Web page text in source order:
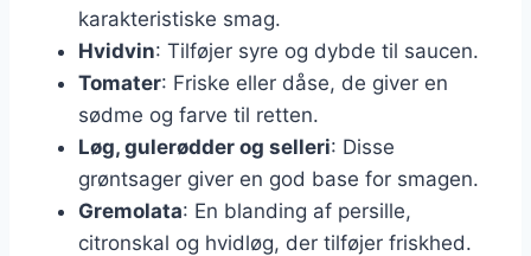
karakteristiske smag.
Hvidvin: Tilføjer syre og dybde til saucen.
Tomater: Friske eller dåse, de giver en
sødme og farve til retten.
Løg, gulerødder og selleri: Disse
grøntsager giver en god base for smagen.
Gremolata: En blanding af persille,
citronskal og hvidløg, der tilføjer friskhed.